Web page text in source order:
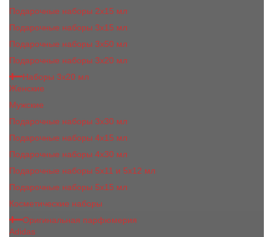
Подарочные наборы 2x15 мл
Подарочные наборы 3х15 мл
Подарочные наборы 3x50 мл
Подарочные наборы 3x20 мл
Наборы 3х20 мл
Женские
Мужские
Подарочные наборы 3х30 мл
Подарочные наборы 4x15 мл
Подарочные наборы 4x30 мл
Подарочные наборы 5x11 и 5х12 мл
Подарочные наборы 5x15 мл
Косметические наборы
Оригинальная парфюмерия
Adidas